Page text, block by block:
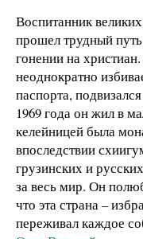
Воспитанник
прошел трудный
гонении на
неоднократно
паспорта,
1969 года он жил в
келейницей была
впоследствии
грузинских и
за весь мир. Он
что эта страна –
переживал каждое